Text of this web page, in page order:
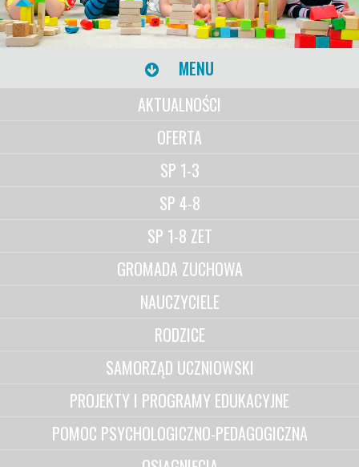
MENU
AKTUALNOŚCI
OFERTA
SP 1-3
SP 4-8
SP 1-8 ZET
GROMADA ZUCHOWA
NAUCZYCIELE
RODZICE
SAMORZĄD UCZNIOWSKI
PROJEKTY I PROGRAMY EDUKACYJNE
POMOC PSYCHOLOGICZNO-PEDAGOGICZNA